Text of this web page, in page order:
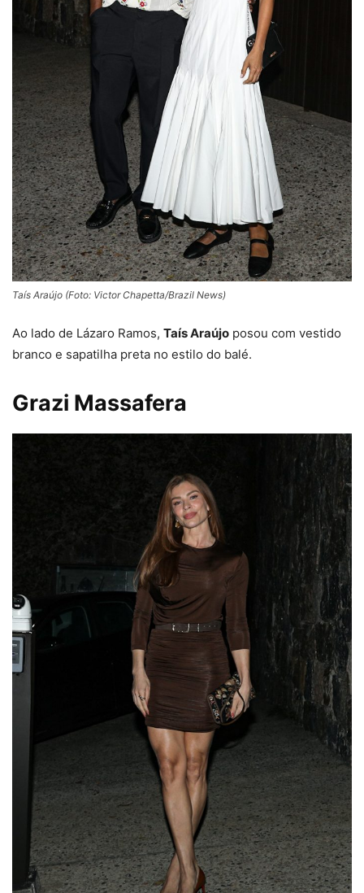
Taís Araújo (Foto: Victor Chapetta/Brazil News)
Ao lado de Lázaro Ramos, Taís Araújo posou com vestido
branco e sapatilha preta no estilo do balé.
Grazi Massafera